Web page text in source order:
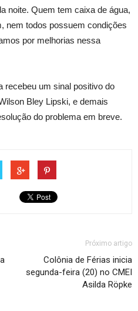
noite. Quem tem caixa de água,
nem todos possuem condições
por melhorias nessa
recebeu um sinal positivo do
Bley Lipski, e demais
do problema em breve.
Próximo artigo
Colônia de Férias inicia
segunda-feira (20) no CMEI
Asilda Röpke